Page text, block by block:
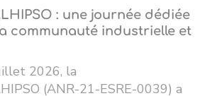
: une journée dédiée
communauté industrielle et
2026, la
(ANR-21-ESRE-0039) a